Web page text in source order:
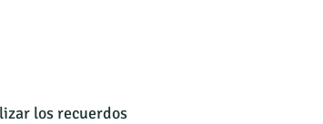
los recuerdos